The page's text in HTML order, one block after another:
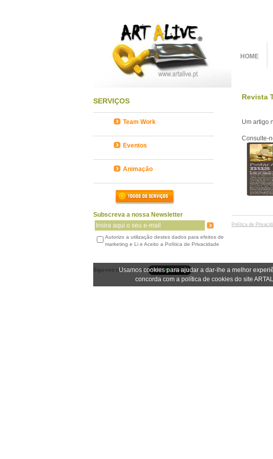
HOME
SERVIÇOS
Team Work
Eventos
Animação
Subscreva a nossa Newsletter
Autorizo a utilização destes dados para efeitos de
marketing e Li e Aceito a Política de Privacidade
Siga-nos também em:
Revista
Um artigo
Consulte-
Política de
Usamos cookies para ajudar a dar-lhe a melhor
concorda com a política de cookies do site